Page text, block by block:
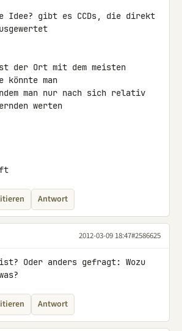
Idee? gibt es CCDs, die direkt
der Ort mit dem meisten
könnte man
man nur nach sich relativ
werten
Antwort
2012-03-09 18:47#2586625
Oder anders gefragt: Wozu
Antwort